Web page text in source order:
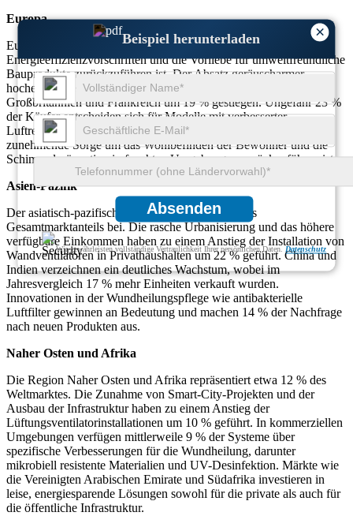
×
Beispiel herunterladen
Absenden
Wir gewährleisten vollständige Vertraulichkeit Ihrer persönlichen Daten. Datenschutz
Europa
Europa hält einen Marktanteil von fast 27 %, was auf strenge
Energieeffizienzvorschriften und die Vorliebe für umweltfreundliche
Bauprodukte zurückzuführen ist. Der Absatz geräuscharmer,
hocheffizienter Ventilatoren ist insbesondere in Deutschland,
Großbritannien und Frankreich um 19 % gestiegen. Ungefähr 23 %
der Käufer entscheiden sich für Modelle mit verbesserter
Luftreinigung zur Unterstützung der Wundheilung, was auf die
zunehmende Sorge um das Wohlbefinden der Bewohner und die
Schimmelprävention in feuchten Umgebungen zurückzuführen ist.
Asien-Pazifik
Der asiatisch-pazifische Raum trägt rund 32 % des
Gesamtmarktanteils bei. Die rasche Urbanisierung und das höhere
verfügbare Einkommen haben zu einem Anstieg der Installation von
Wandventilatoren in Privathaushalten um 22 % geführt. China und
Indien verzeichnen ein deutliches Wachstum, wobei im
Jahresvergleich 17 % mehr Einheiten verkauft wurden.
Innovationen in der Wundheilungspflege wie antibakterielle
Luftfilter gewinnen an Bedeutung und machen 14 % der Nachfrage
nach neuen Produkten aus.
Naher Osten und Afrika
Die Region Naher Osten und Afrika repräsentiert etwa 12 % des
Weltmarktes. Die Zunahme von Smart-City-Projekten und der
Ausbau der Infrastruktur haben zu einem Anstieg der
Lüftungsventilatorinstallationen um 10 % geführt. In kommerziellen
Umgebungen verfügen mittlerweile 9 % der Systeme über
spezifische Verbesserungen für die Wundheilung, darunter
mikrobiell resistente Materialien und UV-Desinfektion. Märkte wie
die Vereinigten Arabischen Emirate und Südafrika investieren in
leise, energiesparende Lösungen sowohl für die private als auch für
die öffentliche Infrastruktur.